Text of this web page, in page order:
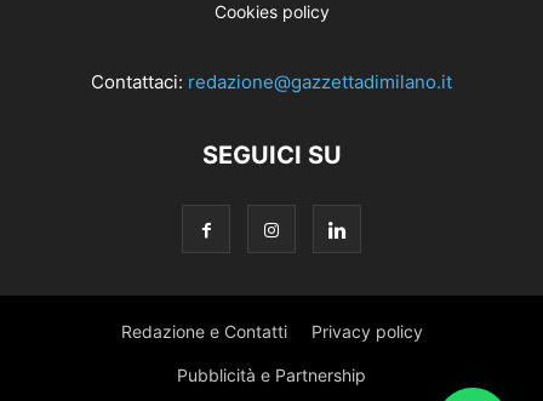
Cookies policy
Contattaci: redazione@gazzettadimilano.it
SEGUICI SU
Redazione e Contatti Privacy policy
Pubblicità e Partnership